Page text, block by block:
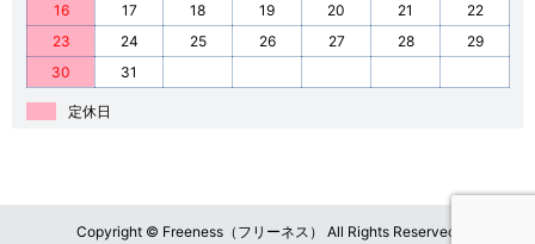
16
17 18 19 20 21
22
23
24 25 26 27 28
29
30
31
定休日
Copyright © Freeness（フリーネス） All Rights Reserved.